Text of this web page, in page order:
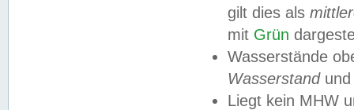
gilt dies als
mit Grün
Wasserstände
Wasserstandund
Liegt kein MHW